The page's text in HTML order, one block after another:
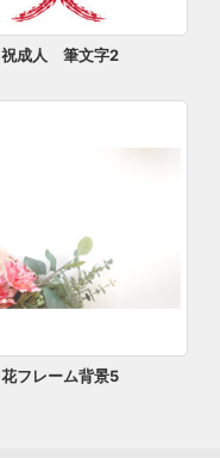
祝成人 筆文字2
花フレーム背景5